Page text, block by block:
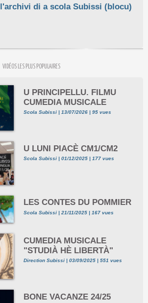
l'archivi di a scola Subissi (blocu)
VIDÉOS LES PLUS POPULAIRES
U PRINCIPELLU. FILMU
CUMEDIA MUSICALE
Scola Subissi | 13/07/2026 | 95 vues
U LUNI PIACÈ CM1/CM2
Scola Subissi | 01/12/2025 | 177 vues
LES CONTES DU POMMIER
Scola Subissi | 21/11/2025 | 167 vues
CUMEDIA MUSICALE
"STUDIÀ HÈ LIBERTÀ"
Direction Subissi | 03/09/2025 | 551 vues
BONE VACANZE 24/25